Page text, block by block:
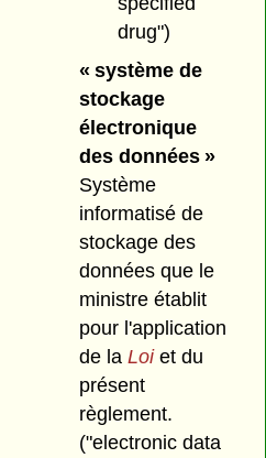
drug")
« système de
stockage
électronique
des données »
Système
informatisé de
stockage des
données que le
ministre établit
pour l'application
de la Loiet du
présent
règlement.
("electronic data